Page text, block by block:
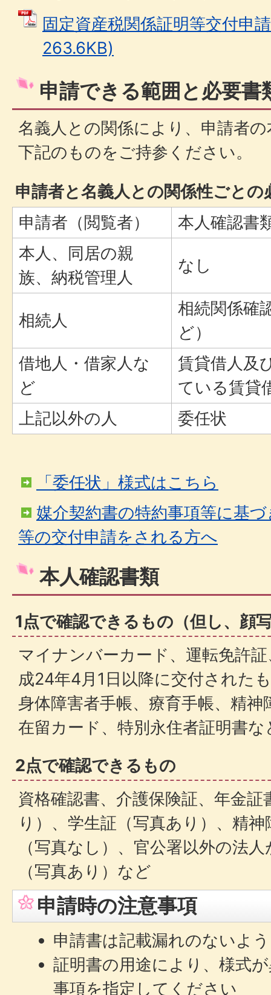
固定資産税関係証明等交付申
263.6KB)
申請できる範囲と必要書
名義人との関係により、申請者
下記のものをご持参ください。
申請者と名義人との関係性ごとの
申請者（閲覧者）
本人確認書
本人、同居の親
族、納税管理人
なし
相続人
相続関係確
ど）
借地人・借家人な
ど
賃貸借人及
ている賃貸
上記以外の人
委任状
「委任状」様式はこちら
媒介契約書の特約事項等に基
等の交付申請をされる方へ
本人確認書類
1点で確認できるもの（但し、顔
マイナンバーカード、運転免許
成24年4月1日以降に交付された
身体障害者手帳、療育手帳、精神
在留カード、特別永住者証明書な
2点で確認できるもの
資格確認書、介護保険証、年金
り）、学生証（写真あり）、精
（写真なし）、官公署以外の法
（写真あり）など
申請時の注意事項
申請書は記載漏れのないよ
証明書の用途により、様式
事項を指定してください